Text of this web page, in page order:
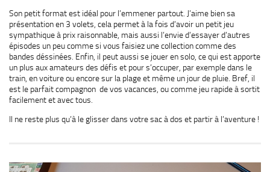
Son petit format est idéal pour l’emmener partout. J’aime bien sa
présentation en 3 volets, cela permet à la fois d’avoir un petit jeu
sympathique à prix raisonnable, mais aussi l’envie d’essayer d’autres
épisodes un peu comme si vous faisiez une collection comme des
bandes déssinées. Enfin, il peut aussi se jouer en solo, ce qui est apporte
un plus aux amateurs des défis et pour s’occuper, par exemple dans le
train, en voiture ou encore sur la plage et même un jour de pluie. Bref, il
est le parfait compagnon de vos vacances, ou comme jeu rapide à sortit
facilement et avec tous.
Il ne reste plus qu’à le glisser dans votre sac à dos et partir à l’aventure !